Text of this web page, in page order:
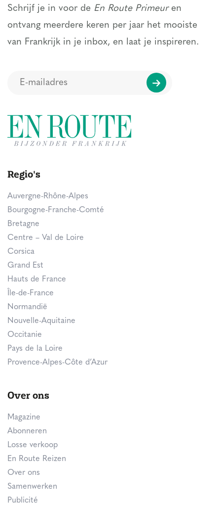
Schrijf je in voor de En Route Primeuren
ontvang meerdere keren per jaar het mooiste
van Frankrijk in je inbox, en laat je inspireren.
Regio's
Auvergne-Rhône-Alpes
Bourgogne-Franche-Comté
Bretagne
Centre – Val de Loire
Corsica
Grand Est
Hauts de France
Île-de-France
Normandië
Nouvelle-Aquitaine
Occitanie
Pays de la Loire
Provence-Alpes-Côte d’Azur
Over ons
Magazine
Abonneren
Losse verkoop
En Route Reizen
Over ons
Samenwerken
Publicité